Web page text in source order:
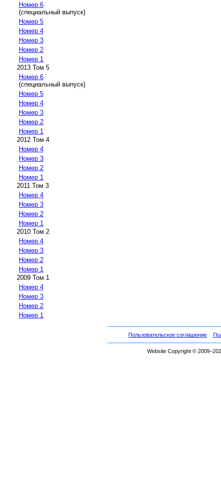
Номер 6
(специальный выпуск)
Номер 5
Номер 4
Номер 3
Номер 2
Номер 1
2013 Том 5
Номер 6
(специальный выпуск)
Номер 5
Номер 4
Номер 3
Номер 2
Номер 1
2012 Том 4
Номер 4
Номер 3
Номер 2
Номер 1
2011 Том 3
Номер 4
Номер 3
Номер 2
Номер 1
2010 Том 2
Номер 4
Номер 3
Номер 2
Номер 1
2009 Том 1
Номер 4
Номер 3
Номер 2
Номер 1
Пользовательское соглашение
Website Copyright ©